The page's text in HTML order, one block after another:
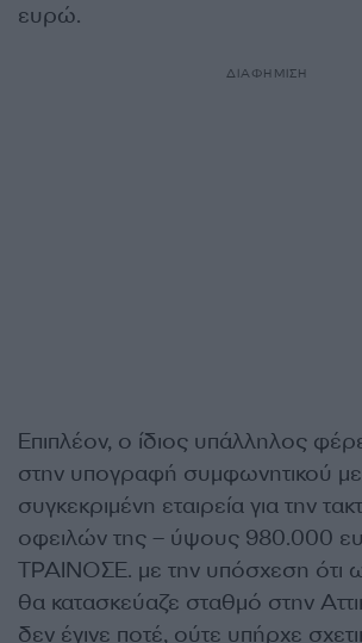
ευρώ.
ΔΙΑΦΗΜΙΣΗ
Επιπλέον, ο ίδιος υπάλληλος
στην υπογραφή συμφωνητικού
συγκεκριμένη εταιρεία για την
οφειλών της – ύψους 980.000
ΤΡΑΙΝΟΣΕ. με την υπόσχεση ότι
θα κατασκεύαζε σταθμό στην
δεν έγινε ποτέ, ούτε υπήρχε